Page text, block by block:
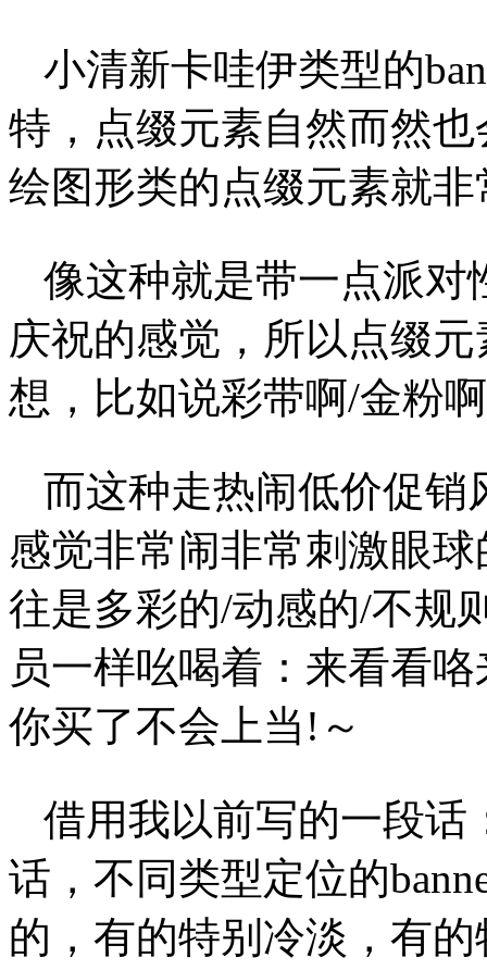
小清新卡哇伊类型的
特，点缀元素自然而然
绘图形类的点缀元素就
像这种就是带一点派对
庆祝的感觉，所以点缀
想，比如说彩带啊/金粉
而这种走热闹低价促销
感觉非常闹非常刺激眼
往是多彩的/动感的/不规
员一样吆喝着：来看看
你买了不会上当!～
借用我以前写的一段话
话，不同类型定位的
的，有的特别冷淡，有